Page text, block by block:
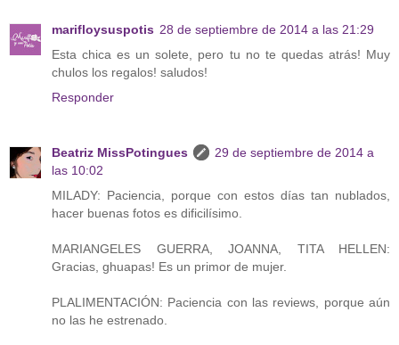
marifloysuspotis 28 de septiembre de 2014 a las 21:29
Esta chica es un solete, pero tu no te quedas atrás! Muy
chulos los regalos! saludos!
Responder
Beatriz MissPotingues
29 de septiembre de 2014 a
las 10:02
MILADY: Paciencia, porque con estos días tan nublados,
hacer buenas fotos es dificilísimo.
MARIANGELES GUERRA, JOANNA, TITA HELLEN:
Gracias, ghuapas! Es un primor de mujer.
PLALIMENTACIÓN: Paciencia con las reviews, porque aún
no las he estrenado.